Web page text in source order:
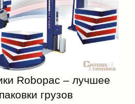
Robopac – лучшее
грузов